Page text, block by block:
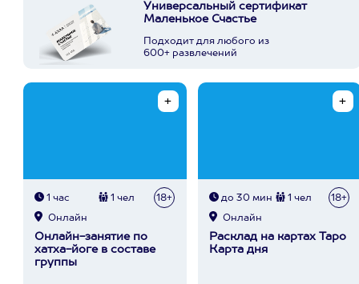
Универсальный сертификат
Маленькое Счастье
Подходит для любого из
600+ развлечений
1 час 1 чел 18+
Онлайн
Онлайн-занятие по
хатха-йоге в составе
группы
до 30 мин 1 чел 18+
Онлайн
Расклад на картах Таро
Карта дня